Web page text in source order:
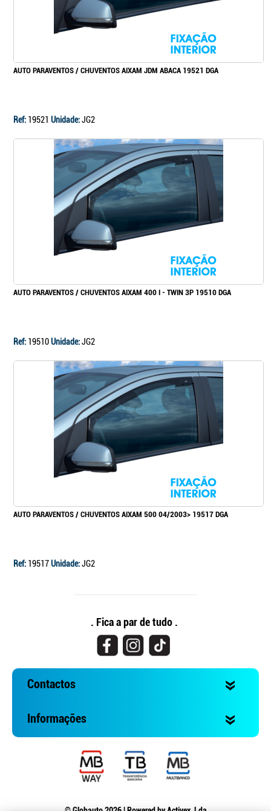
AUTO PARAVENTOS / CHUVENTOS AIXAM JDM ABACA 19521 DGA
Ref: 19521 Unidade:JG2
AUTO PARAVENTOS / CHUVENTOS AIXAM 400 I - TWIN 3P 19510 DGA
Ref: 19510Unidade:JG2
AUTO PARAVENTOS / CHUVENTOS AIXAM 500 04/2003> 19517 DGA
Ref: 19517Unidade:JG2
. Fica a par de tudo .
Contactos
Informações